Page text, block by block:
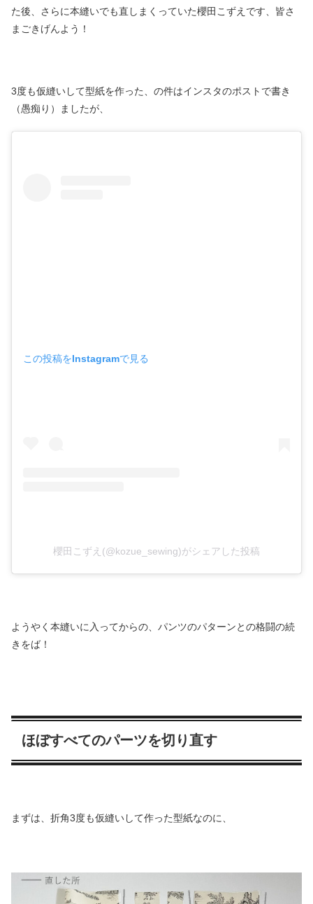
た後、さらに本縫いでも直しまくっていた櫻田こずえです、皆さ
まごきげんよう！
3度も仮縫いして型紙を作った、の件はインスタのポストで書き
（愚痴り）ましたが、
この投稿をInstagramで見る
櫻田こずえ(@kozue_sewing)がシェアした投稿
ようやく本縫いに入ってからの、パンツのパターンとの格闘の続
きをば！
ほぼすべてのパーツを切り直す
まずは、折角3度も仮縫いして作った型紙なのに、